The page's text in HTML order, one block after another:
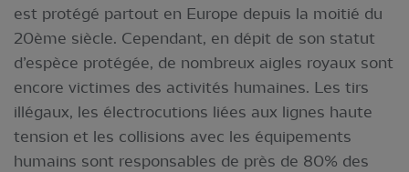
est protégé partout en Europe depuis la moitié du
20ème siècle. Cependant, en dépit de son statut
d’espèce protégée, de nombreux aigles royaux sont
encore victimes des activités humaines. Les tirs
illégaux, les électrocutions liées aux lignes haute
tension et les collisions avec les équipements
humains sont responsables de près de 80% des